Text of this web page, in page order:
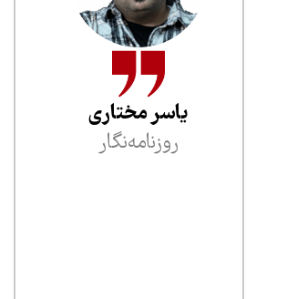
یاسر مختاری
روزنامه‌نگار